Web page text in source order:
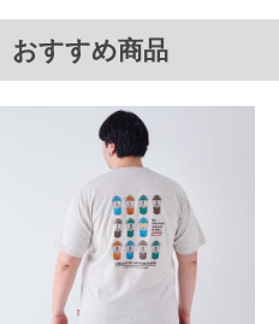
4L/140/80/140/60/25
5L/150/82/150/62/26
6L/160/84/160/64/27
単位はcm
※【返品交換について】
返品交換希望の方は、商品到着後1週間以内
下着(肌着)やワイシャツは商品の性質上、
ご了承くださいませ。
※【ボトムの裾上げをご希望の場合】
裾上げ料金は500円+税となります。
備考欄に股下●cmとご記入下さい。（裾上
上の品が対象。1本5,999円以下の商品は有
出荷まで約1週間～20日間程お時間を頂く場
おすすめ商品